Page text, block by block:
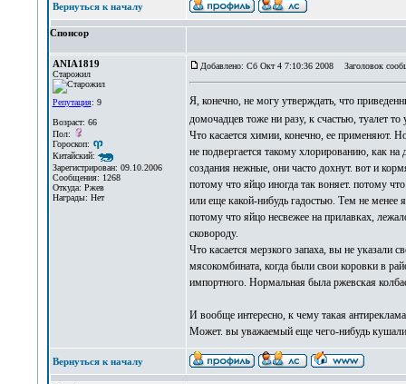
Вернуться к началу
Спонсор
ANIA1819
Старожил
Репутация: 9
Возраст: 66
Пол:
Гороскоп:
Китайский:
Зарегистрирован: 09.10.2006
Сообщения: 1268
Откуда: Ржев
Награды: Нет
Добавлено: Сб Окт 4 7:10:36 2008 Заголовок
Я, конечно, не могу утверждать, что
домочадцев тоже ни разу, к счастью, туалет
Что касается химии, конечно, ее применяют.
не подвергается такому хлорированию, как
создания нежные, они часто дохнут. вот и
потому что яйцо иногда так воняет. потому
или еще какой-нибудь гадостью. Тем не менее
потому что яйцо несвежее на прилавках,
сковороду.
Что касается мерзкого запаха, вы не указали
мясокомбината, когда были свои коровки в
импортного. Нормальная была ржевская
И вообще интересно, к чему такая
Может. вы уважаемый еще чего-нибудь
Вернуться к началу